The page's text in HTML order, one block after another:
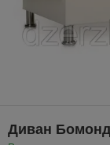
Диван